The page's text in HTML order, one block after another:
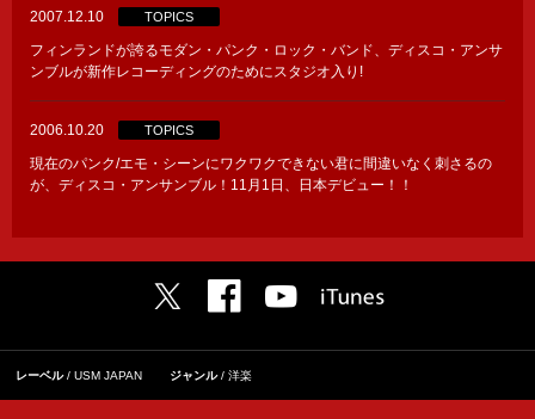
2007.12.10 TOPICS
フィンランドが誇るモダン・パンク・ロック・バンド、ディスコ・アンサ
ンブルが新作レコーディングのためにスタジオ入り!
2006.10.20 TOPICS
現在のパンク/エモ・シーンにワクワクできない君に間違いなく刺さるの
が、ディスコ・アンサンブル！11月1日、日本デビュー！！
レーベル USM JAPAN ジャンル 洋楽